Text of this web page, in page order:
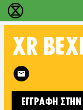
Extinction
XR
Follow XR Bexley on
ΕΓΓΡΑΦΉ